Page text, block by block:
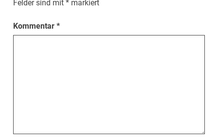
Felder sind mit* markiert
Kommentar*